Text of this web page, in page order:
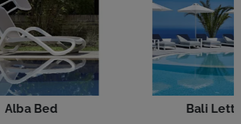
Alba Bed Bali